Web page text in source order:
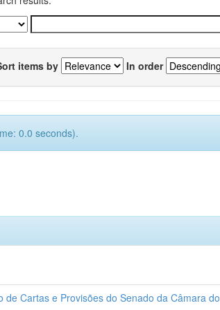
items by In order
0.0 seconds).
de Cartas e Provisões do Senado da Câmara do